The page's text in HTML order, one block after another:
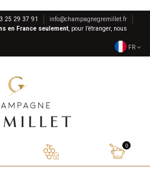
25 29 37 91
info@champagnegremillet.fr
en France seulement, pour l’étranger, nous
FR
0